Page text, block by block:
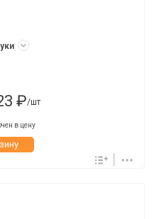
₽/шт
в цену